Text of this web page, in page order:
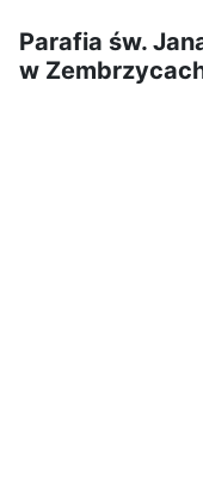
Parafia św.
w